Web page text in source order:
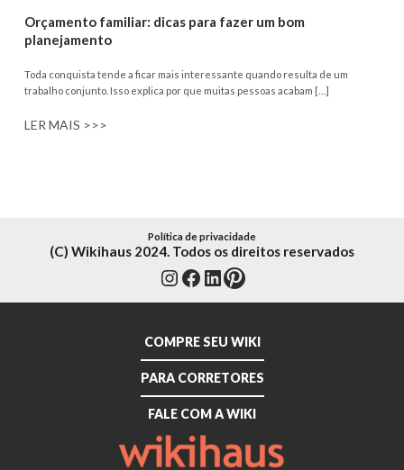
Orçamento familiar: dicas para fazer um bom
planejamento
Toda conquista tende a ficar mais interessante quando resulta de um
trabalho conjunto. Isso explica por que muitas pessoas acabam […]
LER MAIS >>>
Instagram
Facebook
LinkedIn
Pinterest
Política de privacidade
(C) Wikihaus 2024. Todos os direitos reservados
COMPRE SEU WIKI
PARA CORRETORES
FALE COM A WIKI